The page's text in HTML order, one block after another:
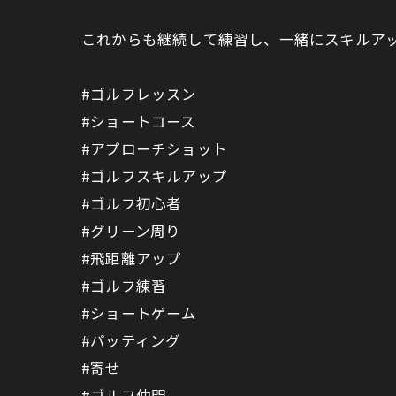
これからも継続して練習し、一緒にスキルア
#ゴルフレッスン
#ショートコース
#アプローチショット
#ゴルフスキルアップ
#ゴルフ初心者
#グリーン周り
#飛距離アップ
#ゴルフ練習
#ショートゲーム
#パッティング
#寄せ